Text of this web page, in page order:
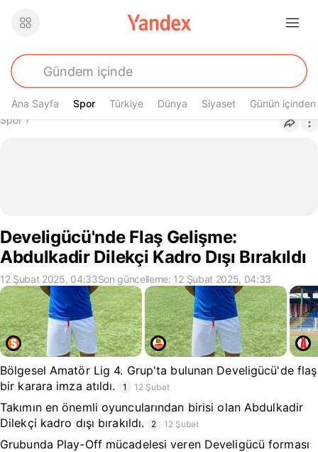
Ana Sayfa Spor
Spor Türkiye Dünya Siyaset Günün içinden
Buradasın
Spor›
Develigücü'nde Flaş Gelişme:
Abdulkadir Dilekçi Kadro Dışı Bırakıldı
12 Şubat 2025, 04:33Son güncelleme: 12 Şubat 2025, 04:33
Bölgesel Amatör Lig 4. Grup'ta bulunan Develigücü'de flaş
bir karara imza atıldı.
1 12 Şubat
Takımın en önemli oyuncularından birisi olan Abdulkadir
Dilekçi kadro dışı bırakıldı.
2 12 Şubat
Grubunda Play-Off mücadelesi veren Develigücü forması